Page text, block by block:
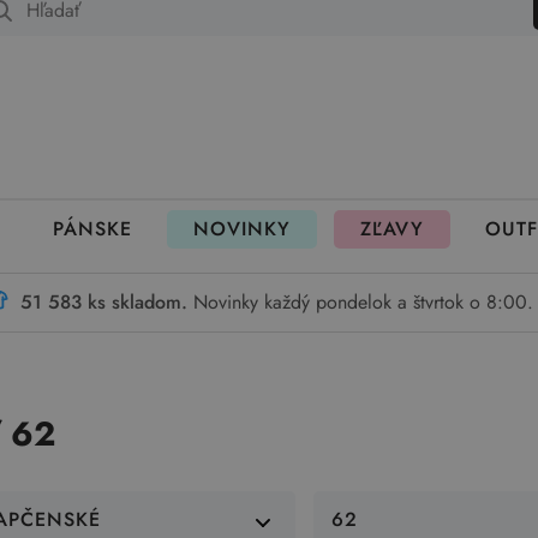
fungujú rezervácie
PÁNSKE NOVINKY ZĽAVY
51 583 ks skladom. Novinky každý pondelok a štvrtok o 8:00.
62
62